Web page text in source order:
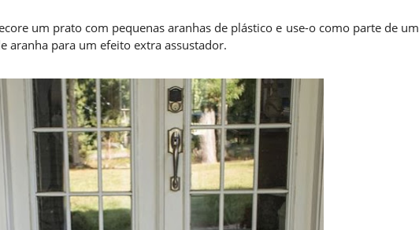
um prato com pequenas aranhas de plástico e use-o como parte de um
aranha para um efeito extra assustador.